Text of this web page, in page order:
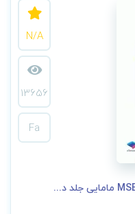
N/A
13656
Fa